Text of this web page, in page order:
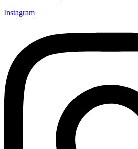
Instagram